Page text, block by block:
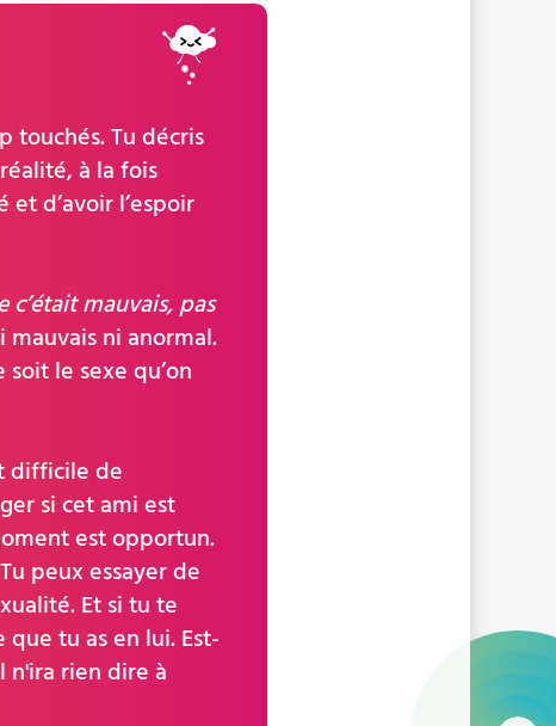
touchés. Tu décris
à la fois
d’avoir l’espoir
mauvais, pas
mauvais ni anormal.
le sexe qu’on
difficile de
si cet ami est
est opportun.
peux essayer de
Et si tu te
tu as en lui. Est-
n'ira rien dire à